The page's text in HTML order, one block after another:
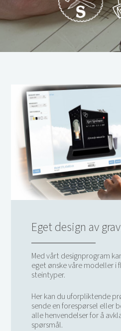
Eget design av
Med vårt designprogram
eget ønske våre modeller i
steintyper.
Her kan du uforpliktende
sende en forespørsel eller
alle henvendelser for å
spørsmål.